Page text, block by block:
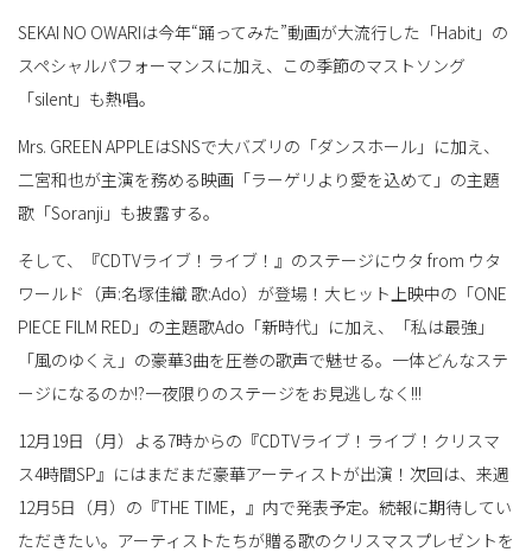
SEKAI NO OWARIは今年“踊ってみた”動画が大流行した「Habit」の
スペシャルパフォーマンスに加え、この季節のマストソング
「silent」も熱唱。
Mrs. GREEN APPLEはSNSで大バズリの「ダンスホール」に加え、
二宮和也が主演を務める映画「ラーゲリより愛を込めて」の主題
歌「Soranji」も披露する。
そして、『CDTVライブ！ライブ！』のステージにウタ from ウタ
ワールド（声:名塚佳織 歌:Ado）が登場！大ヒット上映中の「ONE
PIECE FILM RED」の主題歌Ado「新時代」に加え、「私は最強」
「風のゆくえ」の豪華3曲を圧巻の歌声で魅せる。一体どんなステ
ージになるのか!?一夜限りのステージをお見逃しなく!!!
12月19日（月）よる7時からの『CDTVライブ！ライブ！クリスマ
ス4時間SP』にはまだまだ豪華アーティストが出演！次回は、来週
12月5日（月）の『THE TIME，』内で発表予定。続報に期待してい
ただきたい。アーティストたちが贈る歌のクリスマスプレゼントを